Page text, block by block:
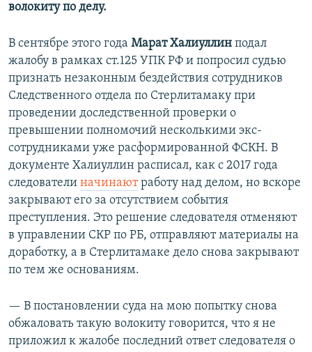
волокиту по делу.
В сентябре этого года Марат Халиуллин подал
жалобу в рамках ст.125 УПК РФ и попросил судью
признать незаконным бездействия сотрудников
Следственного отдела по Стерлитамаку при
проведении доследственной проверки о
превышении полномочий несколькими экс-
сотрудниками уже расформированной ФСКН. В
документе Халиуллин расписал, как с 2017 года
следователи начинаютработу над делом, но вскоре
закрывают его за отсутствием события
преступления. Это решение следователя отменяют
в управлении СКР по РБ, отправляют материалы на
доработку, а в Стерлитамаке дело снова закрывают
по тем же основаниям.
— В постановлении суда на мою попытку снова
обжаловать такую волокиту говорится, что я не
приложил к жалобе последний ответ следователя о